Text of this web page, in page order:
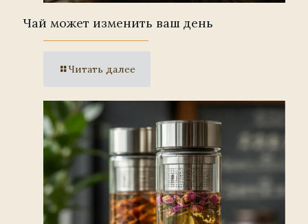
Чай может изменить ваш день
Читать далее